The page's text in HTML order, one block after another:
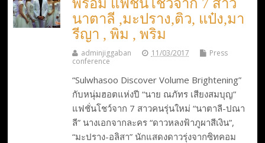
พร้อม แฟชั่นโชว์จาก 7 สาว
นาตาลี ,มะปราง,ติว, แป๋ง,มา
รีญา , พิม , พริม
adminjiggaban 11/03/2017
Press
conference
“Sulwhasoo Discover Volume Brightening”
กับหนุ่มฮอตแห่งปี “นาย ณภัทร เสียงสมบุญ”
แฟชั่นโชว์จาก 7 สาวคนรุ่นใหม่ “นาตาลี-ปณา
ลี” นางเอกจากละคร “ดาวหลงฟ้าภูผาสีเงิน”,
“มะปราง-อลิสา” นักแสดงดาวรุ่งจากซิทคอม